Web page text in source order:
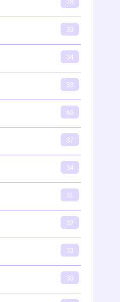
28
39
34
33
46
37
34
31
32
33
30